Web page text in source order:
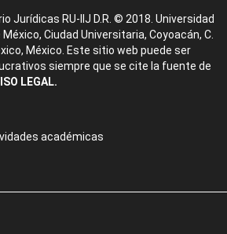
Jurídicas RU-IIJ D.R. © 2018. Universidad
Ciudad Universitaria, Coyoacán, C.
México. Este sitio web puede ser
siempre que se cite la fuente de
LEGAL.
académicas